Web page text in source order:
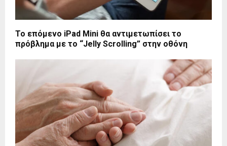
Το επόμενο iPad Mini θα αντιμετωπίσει το
πρόβλημα με το “Jelly Scrolling” στην οθόνη